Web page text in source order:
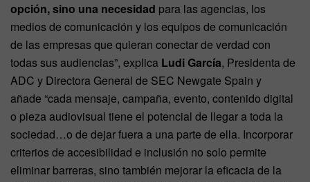
opción, sino una necesidad para las agencias, los
medios de comunicación y los equipos de comunicación
de las empresas que quieran conectar de verdad con
todas sus audiencias”, explica Ludi García, Presidenta de
ADC y Directora General de SEC Newgate Spain y
añade “cada mensaje, campaña, evento, contenido digital
o pieza audiovisual tiene el potencial de llegar a toda la
sociedad…o de dejar fuera a una parte de ella. Incorporar
criterios de accesibilidad e inclusión no solo permite
eliminar barreras, sino también mejorar la eficacia de la